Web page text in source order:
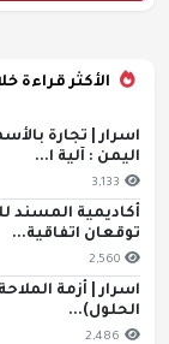
الأكثر قراءة خلال 24
اسرار | تجارة
اليمن : آلية ا...
3,133
أكاديمية المسند
توقعان اتفاقية...
2,560
اسرار | أزمة
الحلول)...
2,486